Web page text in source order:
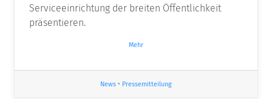
Serviceeinrichtung der breiten Öffentlichkeit
präsentieren.
Mehr
News • Pressemitteilung